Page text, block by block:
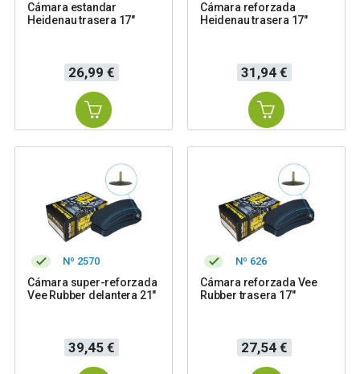
Cámara estandar
Heidenau trasera 17"
Precio
26,99 €
Cámara reforzada
Heidenau trasera 17"
Precio
31,94 €
Nº 2570
Cámara super-reforzada
Vee Rubber delantera 21"
Precio
39,45 €
Nº 626
Cámara reforzada Vee
Rubber trasera 17"
Precio
27,54 €